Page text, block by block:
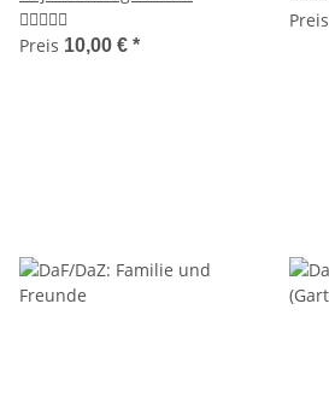
Preis 10,00 € *
Preis